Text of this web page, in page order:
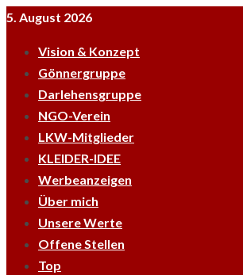
Skip
content
5. August 2026
Vision & Konzept
Gönnergruppe
Darlehensgruppe
NGO-Verein
LKW-Mitglieder
KLEIDER-IDEE
Werbeanzeigen
Über mich
Unsere Werte
Offene Stellen
Top